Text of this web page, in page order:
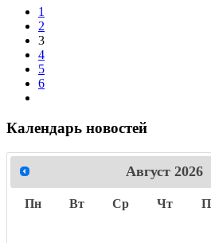
1
2
3
4
5
6
Календарь новостей
Август 2026
Пн Вт Ср Чт